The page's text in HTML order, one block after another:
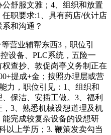
舒服文雅；4、组织和放置
职要求:1、具有药店/伙计店
和沟通？
业辅帮东西3，职位引
设备、PLC系统，五险一
查抄、敦促岗亭义务制正在
提成+金；按照办理层或营
力，职位引见：1、组织和
保洁、安插工做。3、福利
3、熟悉机械设想道理及机
完成较复杂设备的设想研
以上学历；3. 鞭策发卖勾当